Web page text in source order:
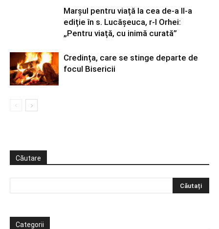
Marșul pentru viață la cea de-a II-a
ediție în s. Lucășeuca, r-l Orhei:
„Pentru viață, cu inimă curată”
Credința, care se stinge departe de
focul Bisericii
Căutare
Categorii